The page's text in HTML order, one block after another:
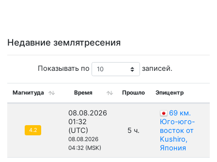
Недавние землятресения
Показывать по записей.
Магнитуда Время Прошло Эпицентр
4.2
08.08.2026
01:32
(UTC)
08.08.2026
04:32 (MSK)
5 ч.
69 км.
Юго-юго-
восток от
Kushiro,
Япония